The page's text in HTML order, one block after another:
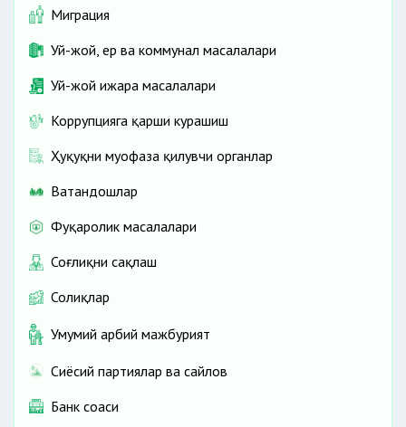
Миграция
Уй-жой, ер ва коммунал масалалари
Уй-жой ижара масалалари
Коррупцияга қарши курашиш
Ҳуқуқни муҳофаза қилувчи органлар
Ватандошлар
Фуқаролик масалалари
Соғлиқни сақлаш
Солиқлар
Умумий ҳарбий мажбурият
Сиёсий партиялар ва сайлов
Банк соҳаси